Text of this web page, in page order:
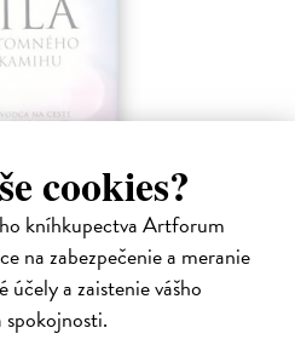
cookies?
kníhkupectva Artforum
na zabezpečenie a meranie
a zaistenie vášho
fenomén, o ktorom sa rozpráva už
bestsellerom, hoci ju autor
ale podeliť sa s ľuďmi o svoje